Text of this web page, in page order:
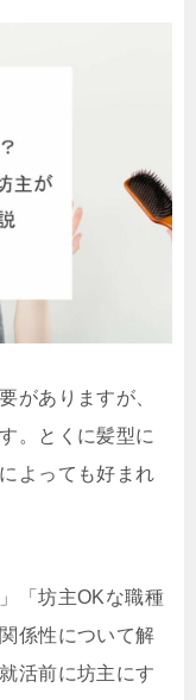
がありますが、
。とくに髪型に
よっても好まれ
「坊主OKな職種
係性について解
活前に坊主にす